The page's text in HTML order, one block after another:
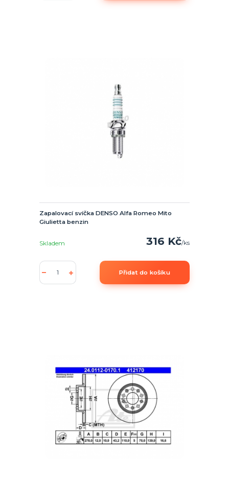
Zapalovací svíčka DENSO Alfa Romeo Mito
Giulietta benzin
316 Kč/ks
Skladem
Přidat do košíku